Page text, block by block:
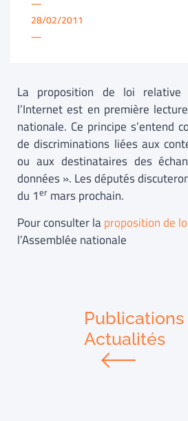
—
28/02/2011
—
La proposition de loi
l’Internet est en première
nationale. Ce principe s’entend
de discriminations liées aux
ou aux destinataires des
données ». Les députés
du 1er mars prochain.
Pour consulter laproposition de
l’Assemblée nationale
Publications
Actualités